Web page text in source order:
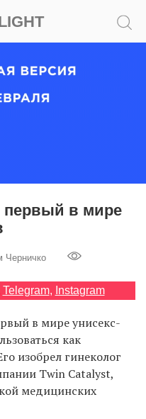
первый в мире
Черничко
Telegram, Instagram
в мире унисекс-
как
изобрел гинеколог
Twin Catalyst,
медицинских